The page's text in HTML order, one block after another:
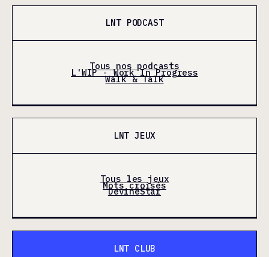
LNT PODCAST
Tous nos podcasts
L'WIP - Work In Progress
Walk & Talk
LNT JEUX
Tous les jeux
Mots croisés
DevineStar
LNT CLUB